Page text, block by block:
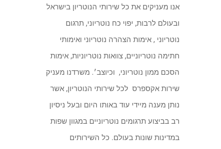
אנו מעניקים את כל שירותי הנוטריון בישראל
ובעולם לרבות, יפוי כח נוטריוני, תרגום
נוטריוני , אימות הצהרה נוטריוני ואימותי
חתימה נוטריוניים, צוואות נוטריוניות, אימות
הסכם ממון נוטריוני, וכיוצב׳. משרדנו מעניק
שירות אקספרס לכל שירותי הנוטריון, אשר
נותן מענה מיידי עוד באותו היום ובעל ניסיון
רב בביצוע תרגומים נוטריוניים במגוון שפות
במדינות שונות בעולם. כל השירותים